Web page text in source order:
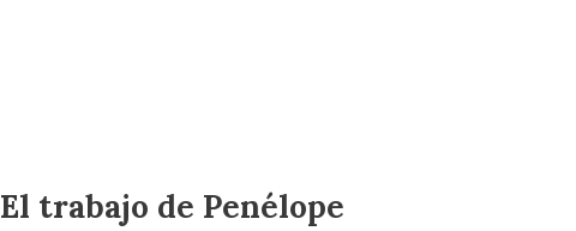
El trabajo de Penélope